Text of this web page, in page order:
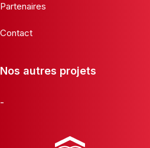
Partenaires
Contact
Nos autres projets
-